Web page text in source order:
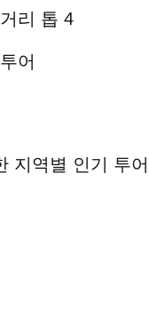
리 톱 4
어
지역별 인기 투어